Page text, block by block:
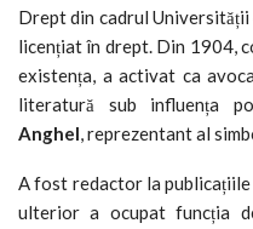
Drept din cadrul Universității
licențiat în drept. Din 1904,
existența, a activat ca
literatură sub influența
Anghel, reprezentant al
A fost redactor la publicațiile
ulterior a ocupat funcția